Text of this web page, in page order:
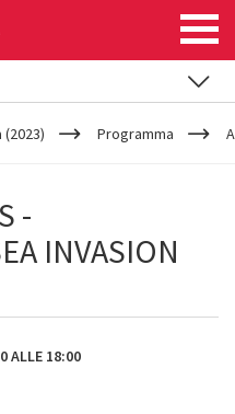
(2023) Programma
-
INVASION
ALLE 18:00